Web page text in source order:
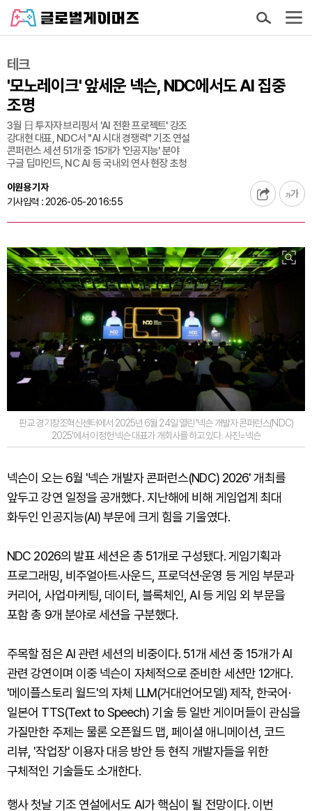
테크
'모노레이크' 앞세운 넥슨, NDC에서도 AI 집중
조명
3월 日 투자자 브리핑서 'AI 전환 프로젝트' 강조
강대현 대표, NDC서 "AI 시대 경쟁력" 기조 연설
콘퍼런스 세션 51개 중 15개가 '인공지능' 분야
구글 딥마인드, NC AI 등 국내외 연사 현장 초청
이원용 기자
기사입력 : 2026-05-20 16:55
판교 경기창조혁신센터에서 2025년 6월 24일 열린 '넥슨 개발자 콘퍼런스(NDC)
2025'에서 이정헌 넥슨 대표가 개회사를 하고 있다. 사진=넥슨
넥슨이 오는 6월 '넥슨 개발자 콘퍼런스(NDC) 2026' 개최를
앞두고 강연 일정을 공개했다. 지난해에 비해 게임업계 최대
화두인 인공지능(AI) 부문에 크게 힘을 기울였다.
NDC 2026의 발표 세션은 총 51개로 구성됐다. 게임기획과
프로그래밍, 비주얼아트·사운드, 프로덕션·운영 등 게임 부문과
커리어, 사업·마케팅, 데이터, 블록체인, AI 등 게임 외 부문을
포함 총 9개 분야로 세션을 구분했다.
주목할 점은 AI 관련 세션의 비중이다. 51개 세션 중 15개가 AI
관련 강연이며 이중 넥슨이 자체적으로 준비한 세션만 12개다.
'메이플스토리 월드'의 자체 LLM(거대언어모델) 제작, 한국어·
일본어 TTS(Text to Speech) 기술 등 일반 게이머들이 관심을
가질만한 주제는 물론 오픈월드 맵, 페이셜 애니메이션, 코드
리뷰, '작업장' 이용자 대응 방안 등 현직 개발자들을 위한
구체적인 기술들도 소개한다.
행사 첫날 기조 연설에서도 AI가 핵심이 될 전망이다. 이번